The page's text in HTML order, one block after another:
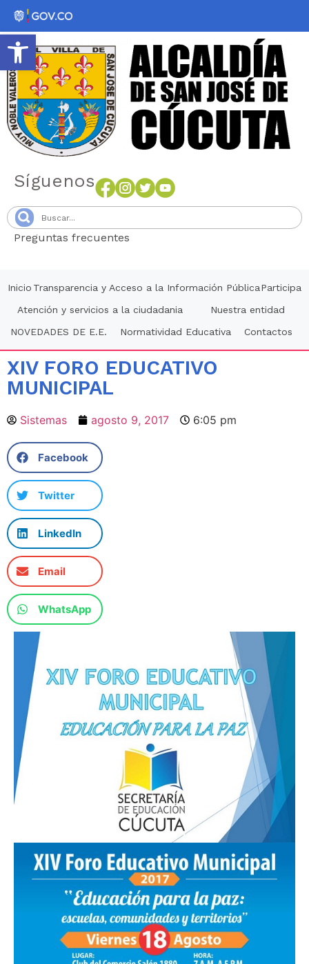
Abrir barra de herramientas
Síguenos
Preguntas frecuentes
Inicio Transparencia y Acceso a la Información PúblicaParticipa
Atención y servicios a la ciudadania
Nuestra entidad
NOVEDADES DE E.E.
Normatividad Educativa Contactos
XIV FORO EDUCATIVO
MUNICIPAL
Sistemas agosto 9, 2017 6:05 pm
Facebook
Twitter
LinkedIn
Email
WhatsApp